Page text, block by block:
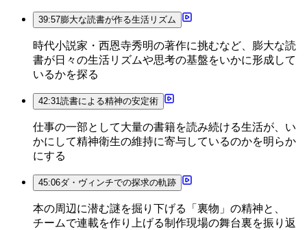
39:57膨大な読書が作る生活リズム
時代小説家・西恩寺秀明の著作に挑むなど、膨大な読
書が日々の生活リズムや思考の基盤をいかに形成して
いるかを探る
42:31読書による精神の安定術
仕事の一部として大量の書籍を読み続ける生活が、い
かにして精神衛生の維持に寄与しているのかを明らか
にする
45:06ダ・ヴィンチでの探求の軌跡
本の周辺に潜む謎を掘り下げる「裏物」の精神と、
チームで連載を作り上げる制作現場の舞台裏を振り返